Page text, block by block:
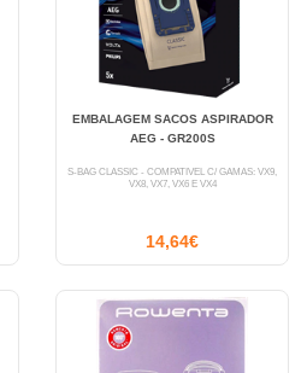
EMBALAGEM SACOS ASPIRADOR
AEG - GR200S
S-BAG CLASSIC - COMPATÍVEL C/ GAMAS: VX9,
VX8, VX7, VX6 E VX4
14,64€